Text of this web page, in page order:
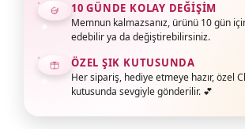
10 GÜNDE KOLAY DEĞIŞIM
Memnun kalmazsanız, ürünü 10 gün
edebilir ya da değiştirebilirsiniz.
ÖZEL ŞIK KUTUSUNDA
Her sipariş, hediye etmeye hazır, özel
kutusunda sevgiyle gönderilir. 💕